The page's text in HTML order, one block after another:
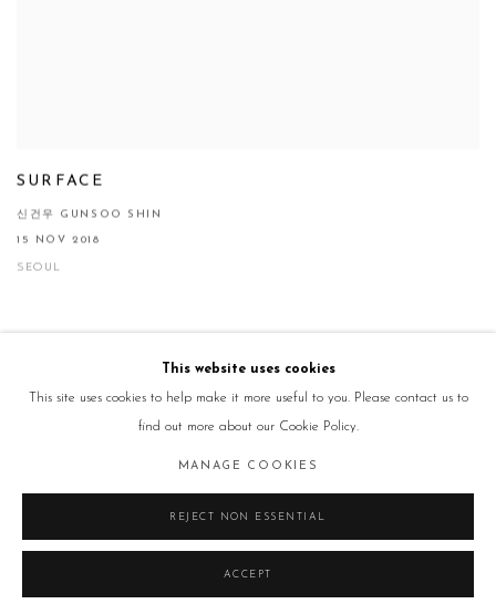
SURFACE
신건우 GUNSOO SHIN
15 NOV 2018
SEOUL
This website uses cookies
This site uses cookies to help make it more useful to you. Please contact us to
find out more about our Cookie Policy.
MANAGE COOKIES
REJECT NON ESSENTIAL
ACCEPT